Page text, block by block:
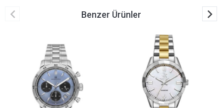
Benzer Ürünler